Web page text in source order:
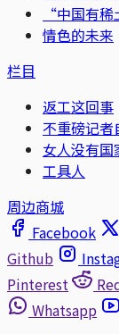
“中国有稀
情色的未来
栏目
返工这回事
不重磅记者
女人没有国
工具人
周边商城
Facebook
Github
Pinterest
Whatsapp